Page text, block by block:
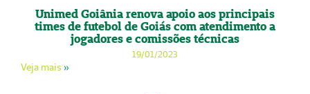
Unimed Goiânia renova apoio aos principais
times de futebol de Goiás com atendimento a
jogadores e comissões técnicas
19/01/2023
Veja mais »